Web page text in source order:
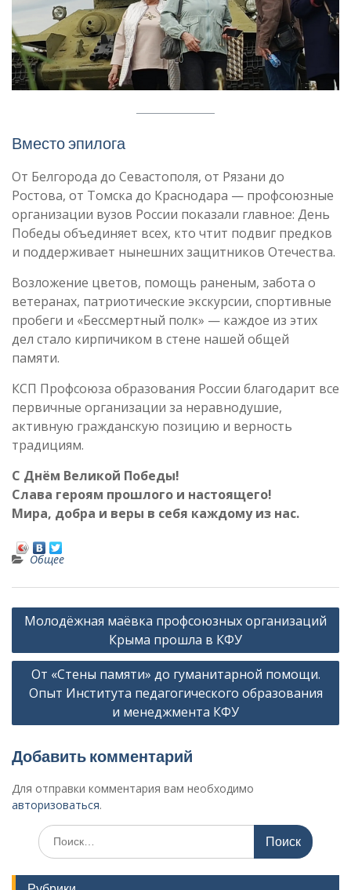
Вместо эпилога
От Белгорода до Севастополя, от Рязани до
Ростова, от Томска до Краснодара — профсоюзные
организации вузов России показали главное: День
Победы объединяет всех, кто чтит подвиг предков
и поддерживает нынешних защитников Отечества.
Возложение цветов, помощь раненым, забота о
ветеранах, патриотические экскурсии, спортивные
пробеги и «Бессмертный полк» — каждое из этих
дел стало кирпичиком в стене нашей общей
памяти.
КСП Профсоюза образования России благодарит все
первичные организации за неравнодушие,
активную гражданскую позицию и верность
традициям.
С Днём Великой Победы!
Слава героям прошлого и настоящего!
Мира, добра и веры в себя каждому из нас.
Общее
Н
в
а
ц
я
з
Молодёжная маёвка профсоюзных организаций
Крыма прошла в КФУ
От «Стены памяти» до гуманитарной помощи.
Опыт Института педагогического образования
и менеджмента КФУ
Добавить комментарий
Для отправки комментария вам необходимо
авторизоваться.
И
с
а